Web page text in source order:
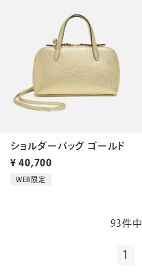
ショルダーバッグ ゴールド
¥ 40,700
WEB限定
93件中
1